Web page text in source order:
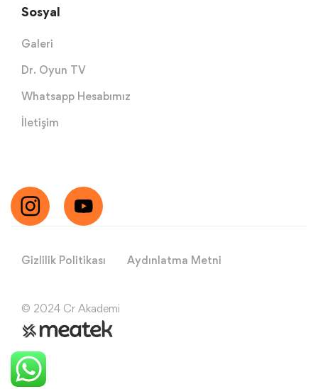
Sosyal
Galeri
Dr. Oyun TV
Whatsapp Hesabımız
İletişim
Gizlilik Politikası Aydınlatma Metni
© 2024 Cr Akademi